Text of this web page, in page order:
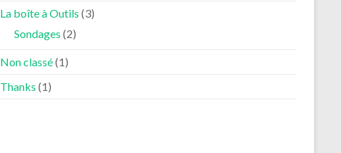
La boîte à Outils (3)
Sondages (2)
Non classé(1)
Thanks (1)